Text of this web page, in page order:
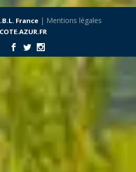
France| Mentions légales
COTE.AZUR.FR